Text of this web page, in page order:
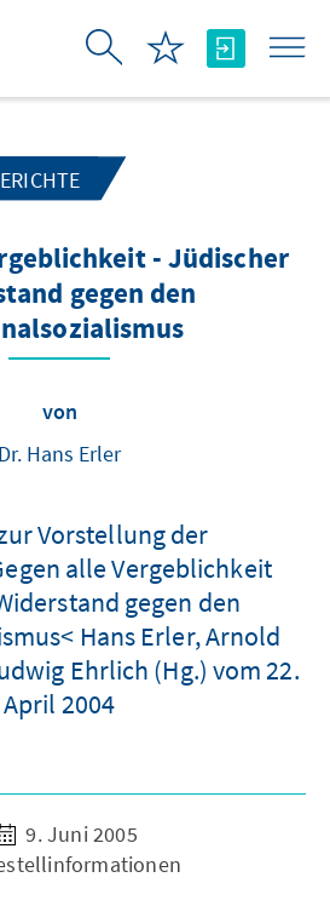
- Jüdischer
gegen den
von
Dr. Hans Erler
Vorstellung der
alle Vergeblichkeit
gegen den
Hans Erler, Arnold
Ehrlich (Hg.) vom 22.
April 2004
9. Juni 2005